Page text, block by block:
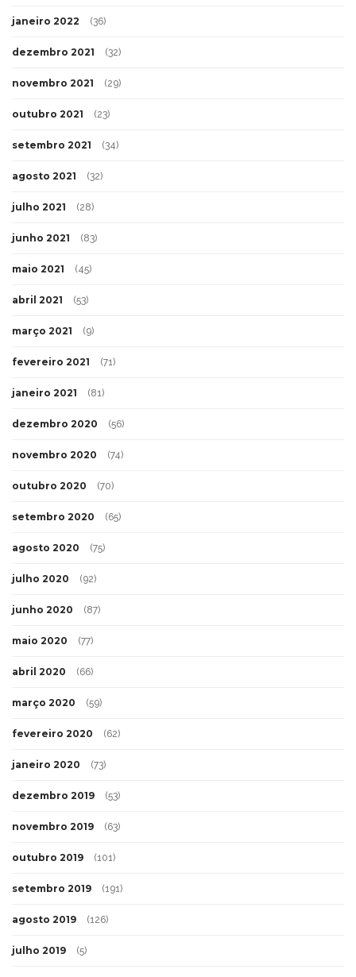
janeiro 2022 (36)
dezembro 2021 (32)
novembro 2021 (29)
outubro 2021 (23)
setembro 2021 (34)
agosto 2021 (32)
julho 2021 (28)
junho 2021 (83)
maio 2021 (45)
abril 2021 (53)
março 2021 (9)
fevereiro 2021 (71)
janeiro 2021 (81)
dezembro 2020 (56)
novembro 2020 (74)
outubro 2020 (70)
setembro 2020 (65)
agosto 2020 (75)
julho 2020 (92)
junho 2020 (87)
maio 2020 (77)
abril 2020 (66)
março 2020 (59)
fevereiro 2020 (62)
janeiro 2020 (73)
dezembro 2019 (53)
novembro 2019 (63)
outubro 2019 (101)
setembro 2019 (191)
agosto 2019 (126)
julho 2019 (5)